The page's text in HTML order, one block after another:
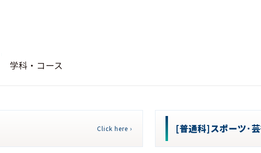
学科・コース
Click here › [普通科]スポーツ･